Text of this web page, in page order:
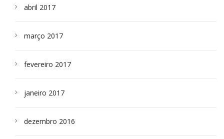
abril 2017
março 2017
fevereiro 2017
janeiro 2017
dezembro 2016